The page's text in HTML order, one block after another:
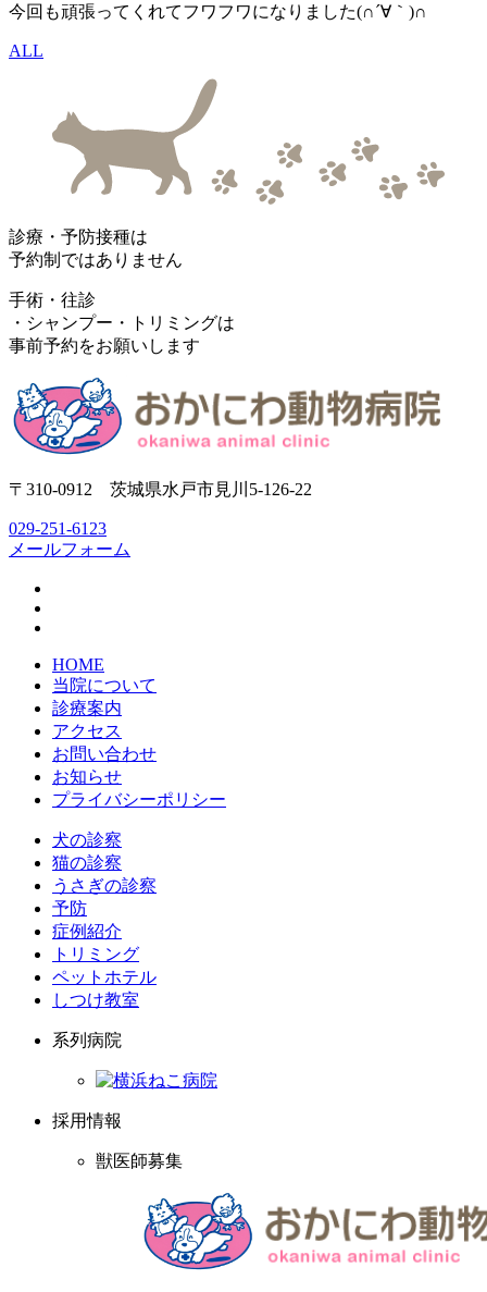
今回も頑張ってくれてフワフワになりました(∩´∀｀)∩
ALL
診療・予防接種は
予約制ではありません
手術・往診
・シャンプー・トリミングは
事前予約をお願いします
〒310-0912 茨城県水戸市見川5-126-22
029-251-6123
メールフォーム
HOME
当院について
診療案内
アクセス
お問い合わせ
お知らせ
プライバシーポリシー
犬の診察
猫の診察
うさぎの診察
予防
症例紹介
トリミング
ペットホテル
しつけ教室
系列病院
採用情報
獣医師募集